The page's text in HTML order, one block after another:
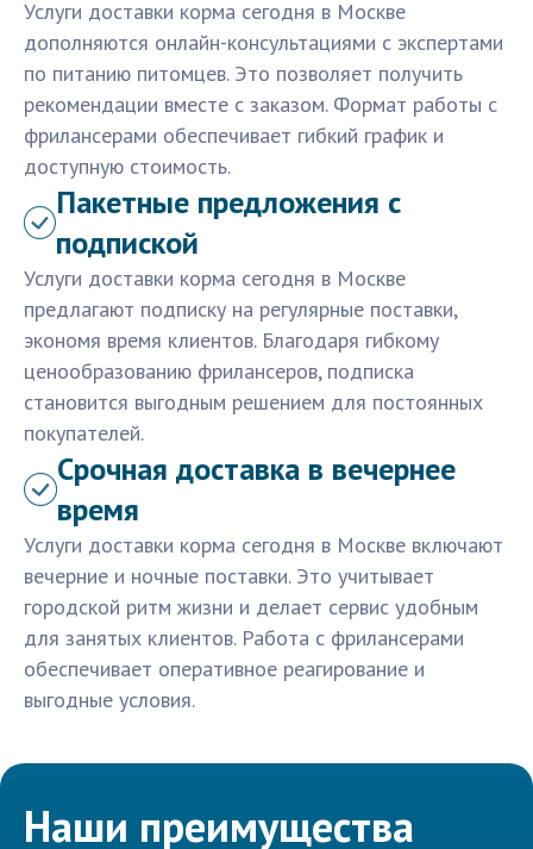
Услуги доставки корма сегодня в Москве
дополняются онлайн-консультациями с экспертами
по питанию питомцев. Это позволяет получить
рекомендации вместе с заказом. Формат работы с
фрилансерами обеспечивает гибкий график и
доступную стоимость.
Пакетные предложения с
подпиской
Услуги доставки корма сегодня в Москве
предлагают подписку на регулярные поставки,
экономя время клиентов. Благодаря гибкому
ценообразованию фрилансеров, подписка
становится выгодным решением для постоянных
покупателей.
Срочная доставка в вечернее
время
Услуги доставки корма сегодня в Москве включают
вечерние и ночные поставки. Это учитывает
городской ритм жизни и делает сервис удобным
для занятых клиентов. Работа с фрилансерами
обеспечивает оперативное реагирование и
выгодные условия.
Наши преимущества